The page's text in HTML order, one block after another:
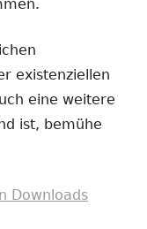
existenziellen
eine weitere
ist, bemühe
Downloads